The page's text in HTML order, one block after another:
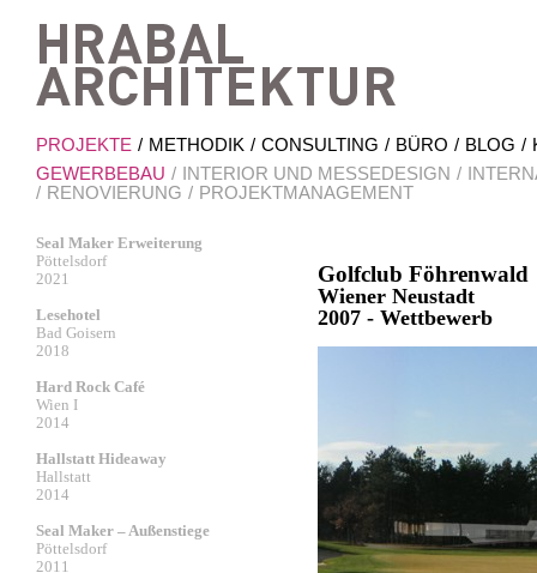
PROJEKTE METHODIK CONSULTING BÜRO BLOG
GEWERBEBAU
INTERIOR UND MESSEDESIGN
RENOVIERUNG
PROJEKTMANAGEMENT
Seal Maker Erweiterung
Pöttelsdorf
2021
Lesehotel
Bad Goisern
2018
Hard Rock Café
Wien I
2014
Hallstatt Hideaway
Hallstatt
2014
Seal Maker – Außenstiege
Pöttelsdorf
2011
Golfclub Föhrenwald
Wiener Neustadt
2007 - Wettbewerb